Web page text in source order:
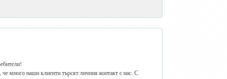
много наши клиенти търсят личния контакт с нас. С